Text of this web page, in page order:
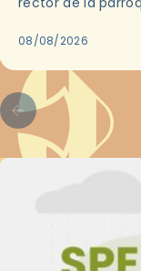
2018,…
08/08/2026